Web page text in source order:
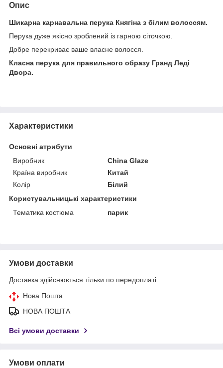
Опис
Шикарна карнавальна перука Княгіна з білим волоссям.
Перука дуже якісно зроблений із гарною сіточкою.
Добре перекриває ваше власне волосся.
Класна перука для правильного образу Гранд Леді
Двора.
Характеристики
Основні атрибути
Виробник
China Glaze
Країна виробник
Китай
Колір
Білий
Користувальницькі характеристики
Тематика костюма
парик
Умови доставки
Доставка здійснюється тільки по передоплаті.
Нова Пошта
НОВА ПОШТА
Всі умови доставки
Умови оплати